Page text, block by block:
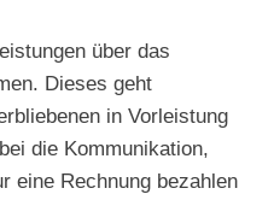
über das
Dieses geht
in Vorleistung
die Kommunikation,
eine Rechnung bezahlen